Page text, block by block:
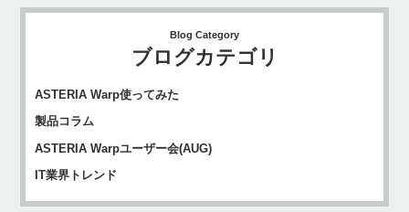
Blog Category
ブログカテゴリ
ASTERIA Warp使ってみた
製品コラム
ASTERIA Warpユーザー会(AUG)
IT業界トレンド